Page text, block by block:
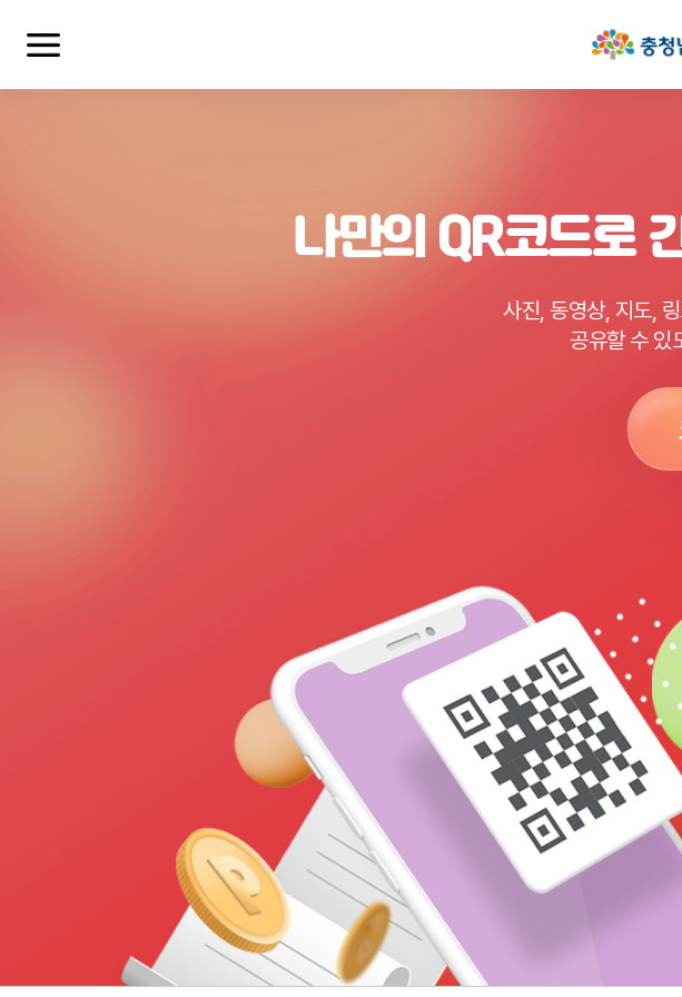
나만의 QR코드로
사진, 동영상, 지도,
공유할 수 있